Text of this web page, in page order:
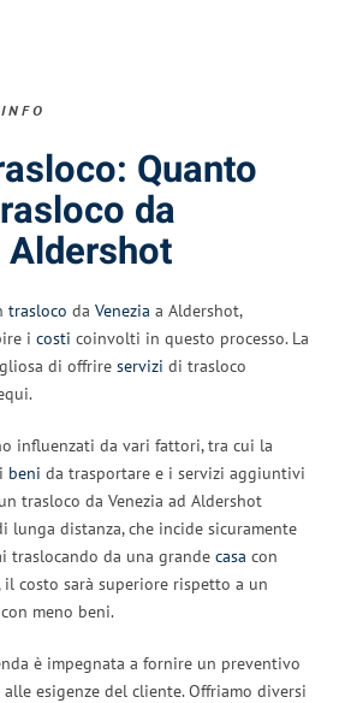
INFO
Quanto
da
trasloco da Venezia a Aldershot,
i costi coinvolti in questo processo. La
di offrire servizi di trasloco
influenzati da vari fattori, tra cui la
beni da trasportare e i servizi aggiuntivi
trasloco da Venezia ad Aldershot
lunga distanza, che incide sicuramente
traslocando da una grande casa con
il costo sarà superiore rispetto a un
meno beni.
è impegnata a fornire un preventivo
esigenze del cliente. Offriamo diversi